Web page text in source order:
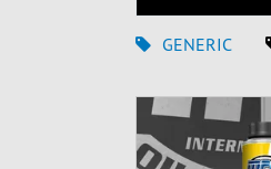
GENERIC